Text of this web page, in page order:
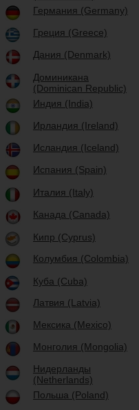
Германия (Germany)
Греция (Greece)
Дания (Denmark)
Доминикана
(Dominican Republic)
Индия (India)
Ирландия (Ireland)
Исландия (Iceland)
Испания (Spain)
Италия (Italy)
Канада (Canada)
Кипр (Cyprus)
Колумбия (Colombia)
Куба (Cuba)
Латвия (Latvia)
Мексика (Mexico)
Монголия (Mongolia)
Нидерланды
(Netherlands)
Польша (Poland)